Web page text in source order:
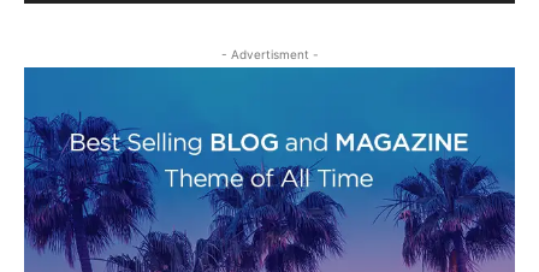
- Advertisment -